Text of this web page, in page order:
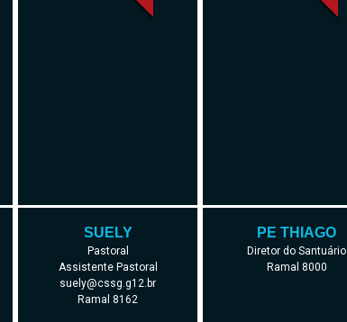
SUELY
Pastoral
Assistente Pastoral
suely@cssg.g12.br
Ramal 8162
PE THIAGO
Diretor do Santuário
Ramal 8000